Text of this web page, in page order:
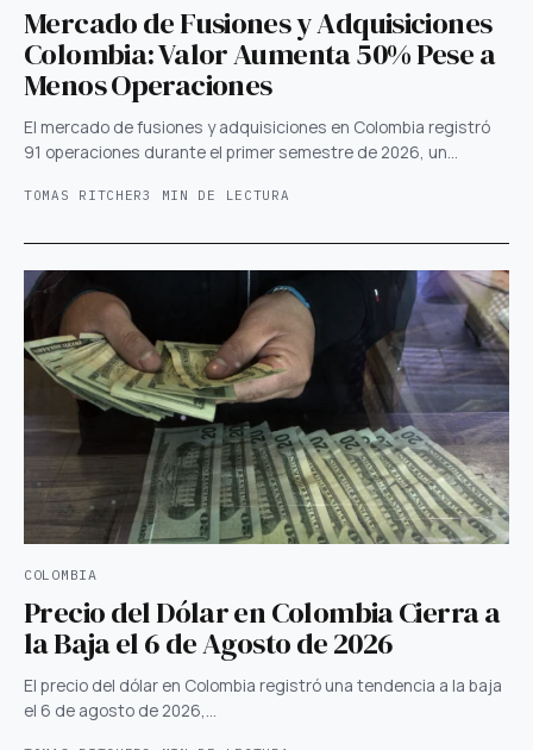
Mercado de Fusiones y Adquisiciones
Colombia: Valor Aumenta 50% Pese a
Menos Operaciones
El mercado de fusiones y adquisiciones en Colombia registró
91 operaciones durante el primer semestre de 2026, un…
TOMAS RITCHER3 MIN DE LECTURA
COLOMBIA
Precio del Dólar en Colombia Cierra a
la Baja el 6 de Agosto de 2026
El precio del dólar en Colombia registró una tendencia a la baja
el 6 de agosto de 2026,…